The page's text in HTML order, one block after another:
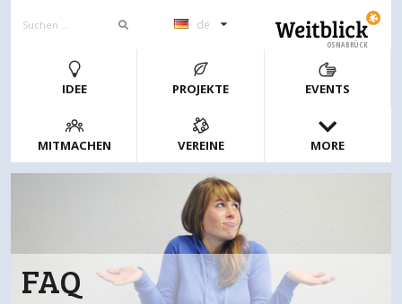
de
OSNABRÜCK
IDEE PROJEKTE EVENTS
MITMACHEN VEREINE MORE
FAQ